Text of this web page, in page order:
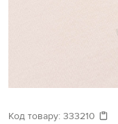
Код товару: 333210